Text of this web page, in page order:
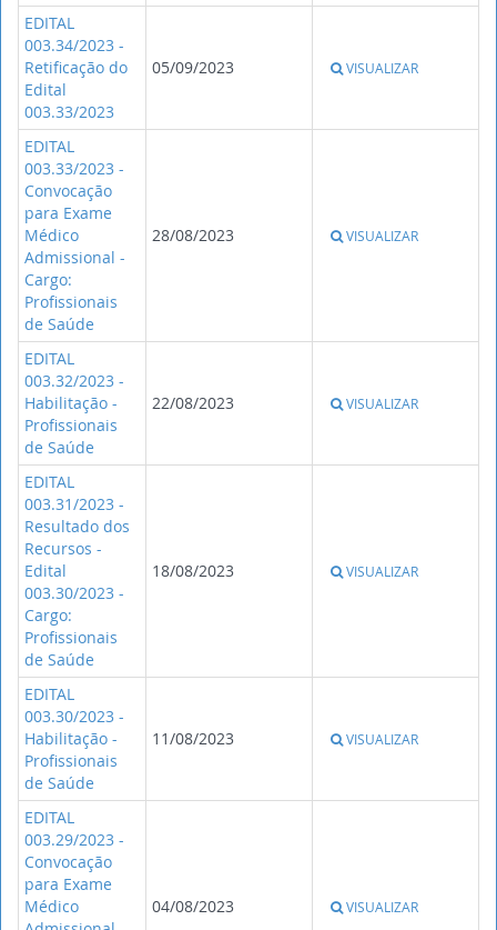
EDITAL
003.34/2023 -
Retificação do
Edital
003.33/2023
05/09/2023 VISUALIZAR
EDITAL
003.33/2023 -
Convocação
para Exame
Médico
Admissional -
Cargo:
Profissionais
de Saúde
28/08/2023 VISUALIZAR
EDITAL
003.32/2023 -
Habilitação -
Profissionais
de Saúde
22/08/2023 VISUALIZAR
EDITAL
003.31/2023 -
Resultado dos
Recursos -
Edital
003.30/2023 -
Cargo:
Profissionais
de Saúde
18/08/2023 VISUALIZAR
EDITAL
003.30/2023 -
Habilitação -
Profissionais
de Saúde
11/08/2023 VISUALIZAR
EDITAL
003.29/2023 -
Convocação
para Exame
Médico
04/08/2023 VISUALIZAR